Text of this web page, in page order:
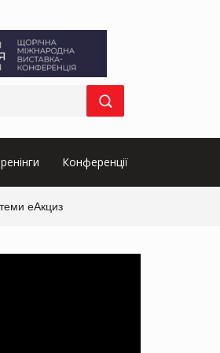
Конференції
еАкциз